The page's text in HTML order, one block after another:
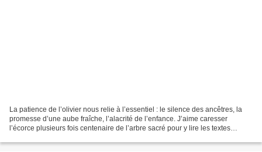
La patience de l’olivier nous relie à l’essentiel : le silence des ancêtres, la
promesse d’une aube fraîche, l’alacrité de l’enfance. J’aime caresser
l’écorce plusieurs fois centenaire de l’arbre sacré pour y lire les textes